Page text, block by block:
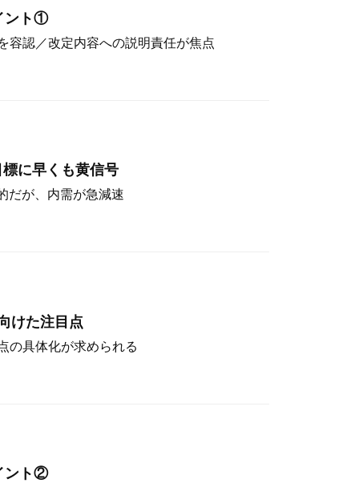
ント①
容認／改定内容への説明責任が焦点
に早くも黄信号
だが、内需が急減速
けた注目点
の具体化が求められる
ント②